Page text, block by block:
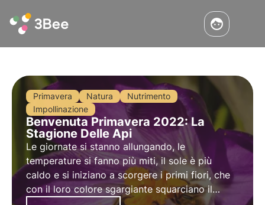
Primavera Natura
Nutrimento
Impollinazione
Benvenuta Primavera 2022: La
Stagione Delle Api
Le giornate si stanno allungando, le
temperature si fanno più miti, il sole è più
caldo e si iniziano a scorgere i primi fiori, che
con il loro colore sgargiante squarciano il